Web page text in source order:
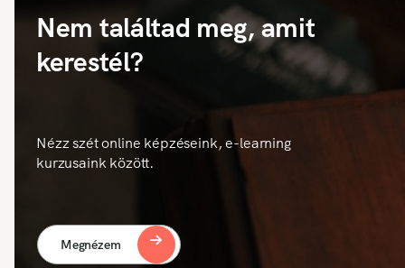
Nem találtad meg, amit
kerestél?
Nézz szét online képzéseink, e-learning
kurzusaink között.
Megnézem